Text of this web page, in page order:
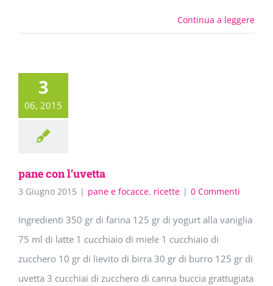
Continua a leggere
3
06, 2015
pane con l’uvetta
3 Giugno 2015 | pane e focacce, ricette | 0 Commenti
Ingredienti 350 gr di farina 125 gr di yogurt alla vaniglia
75 ml di latte 1 cucchiaio di miele 1 cucchiaio di
zucchero 10 gr di lievito di birra 30 gr di burro 125 gr di
uvetta 3 cucchiai di zucchero di canna buccia grattugiata